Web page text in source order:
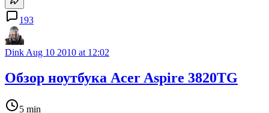
193
Dink Aug 10 2010 at 12:02
Обзор ноутбука Acer Aspire 3820TG
5 min